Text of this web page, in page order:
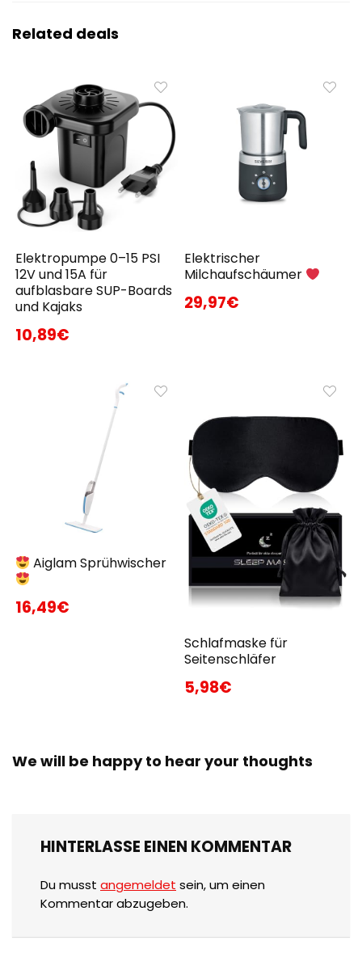
Related deals
Elektropumpe 0–15 PSI
12V und 15A für
aufblasbare SUP-Boards
und Kajaks
10,89€
Elektrischer
Milchaufschäumer
29,97€
Aiglam Sprühwischer
16,49€
Schlafmaske für
Seitenschläfer
5,98€
We will be happy to hear your thoughts
HINTERLASSE EINEN KOMMENTAR
Du musst angemeldet sein, um einen
Kommentar abzugeben.